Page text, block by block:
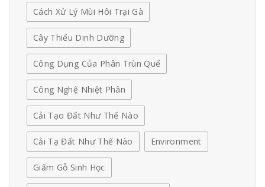
Cách Xử Lý Mùi Hôi Trại Gà
Cây Thiếu Dinh Dưỡng
Công Dụng Của Phân Trùn Quế
Công Nghệ Nhiệt Phân
Cải Tạo Đất Như Thế Nào
Cải Tạ Đất Như Thế Nào Environment
Giấm Gỗ Sinh Học